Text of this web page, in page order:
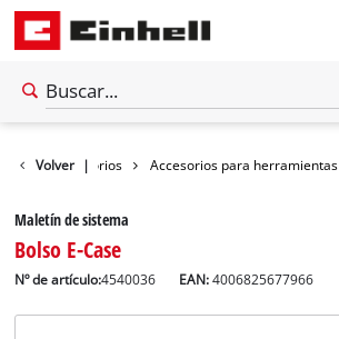
Volver |
Accesorios Accesorios para herramientas
Maletín de sistema
Bolso E-Case
Nº de artículo:4540036 EAN:4006825677966